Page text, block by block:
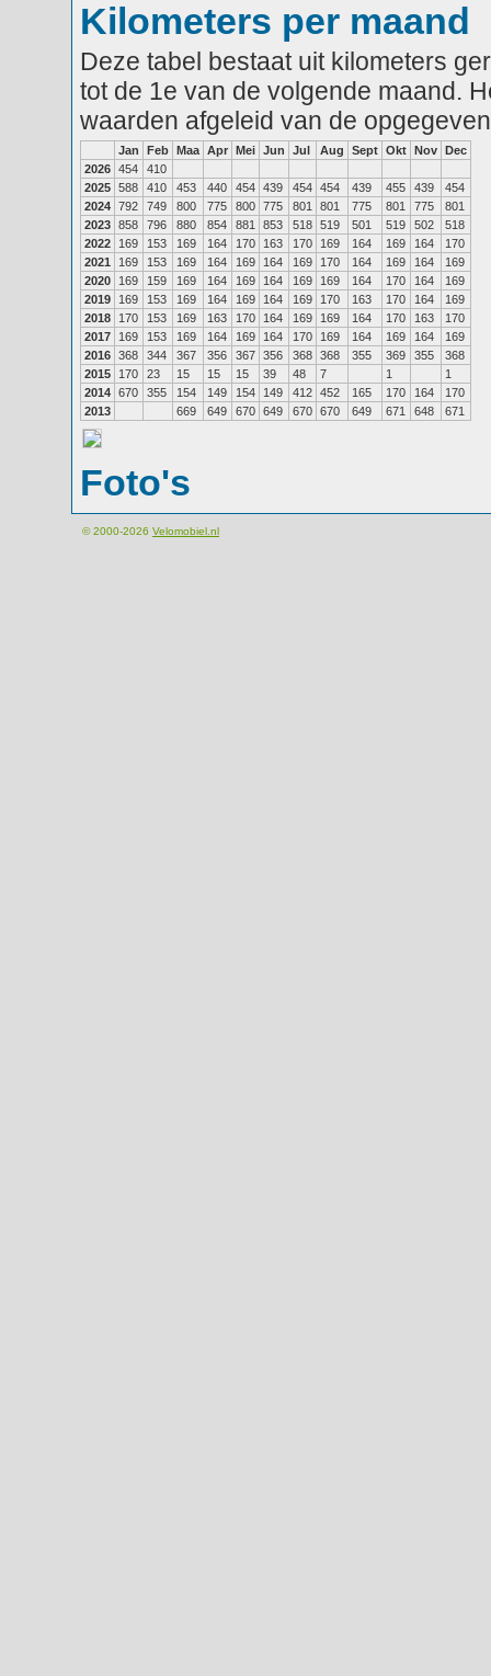
Kilometers per maand
Deze tabel bestaat uit kilometers
tot de 1e van de volgende maand.
waarden afgeleid van de
Jan Feb Maa Apr Mei Jun Jul Aug Sept Okt Nov Dec
2026 454
410
2025 588 410 453 440 454 439 454 454 439 455 439
454
2024 792 749 800 775 800 775 801 801 775 801 775
801
2023 858 796 880 854 881 853 518 519 501 519 502
518
2022
169 153 169 164 170 163 170 169 164 169 164
170
2021
169 153 169 164 169 164 169 170 164 169 164
169
2020
169 159 169 164 169 164 169 169 164 170 164
169
2019
169 153 169 164 169 164 169 170 163 170 164
169
2018
170 153 169 163 170 164 169 169 164 170 163
170
2017
169 153 169 164 169 164 170 169 164 169 164
169
2016 368 344 367 356 367 356 368 368 355 369 355
368
2015
170 23 15 15 15 39 48 7 1
1
2014 670 355 154 149 154 149 412 452 165 170 164
170
2013
669 649 670 649 670 670 649 671 648 671
Foto's
© 2000-2026 Velomobiel.nl